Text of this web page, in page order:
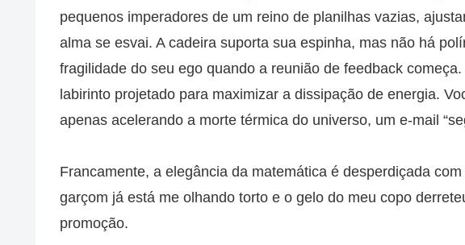
pequenos imperadores de um reino de planilhas vazias,
alma se esvai. A cadeira suporta sua espinha, mas não há
fragilidade do seu ego quando a reunião de feedback
labirinto projetado para maximizar a dissipação de energia.
apenas acelerando a morte térmica do universo, um e-mail
Francamente, a elegância da matemática é desperdiçada
garçom já está me olhando torto e o gelo do meu copo
promoção.